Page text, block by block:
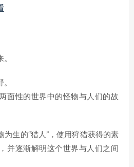
面性的世界中的怪物与人们的故
为生的“猎人”，使用狩猎获得的素
并逐渐解明这个世界与人们之间